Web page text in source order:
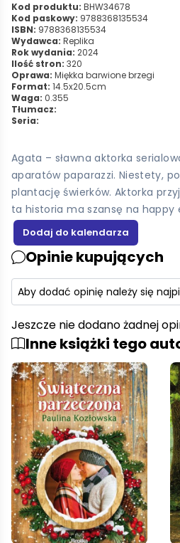
Kod produktu: BHW34678
Kod paskowy: 9788368135534
ISBN: 9788368135534
Wydawca: Replika
Rok wydania: 2024
Ilość stron: 320
Oprawa: Miękka barwione brzegi
Format: 14.5x20.5cm
Waga: 0.355
Tłumacz:
Seria:
Agata – sławna aktorka
aparatów paparazzi. Niestety,
plantację świerków. Aktorka
ta historia ma szansę na happy
Opinie kupujących
Aby dodać opinię należy się
Jeszcze nie dodano żadnej
Inne książki tego